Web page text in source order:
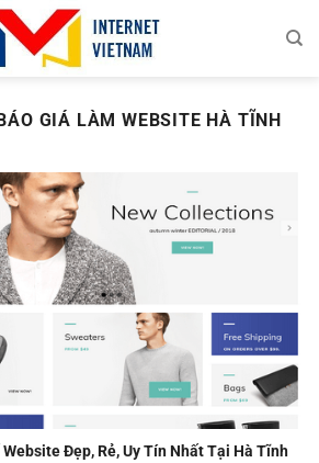
GIÁ LÀM WEBSITE HÀ TĨNH
Đẹp, Rẻ, Uy Tín Nhất Tại Hà Tĩnh